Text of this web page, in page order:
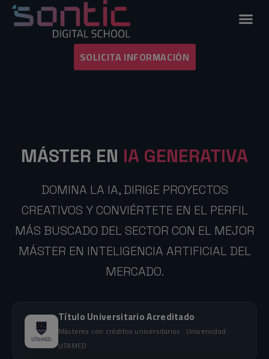
SOLICITA INFORMACIÓN
MÁSTER EN IA GENERATIVA
DOMINA LA IA, DIRIGE PROYECTOS
CREATIVOS Y CONVIÉRTETE EN EL PERFIL
MÁS BUSCADO DEL SECTOR CON EL MEJOR
MÁSTER EN INTELIGENCIA ARTIFICIAL DEL
MERCADO.
Título Universitario Acreditado
Másteres con créditos universitarios · Universidad
UTAMED